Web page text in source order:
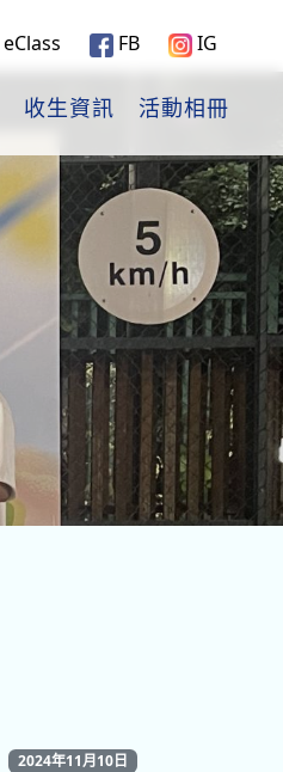
eClass FB IG
收生資訊 活動相冊
2024年11月10日